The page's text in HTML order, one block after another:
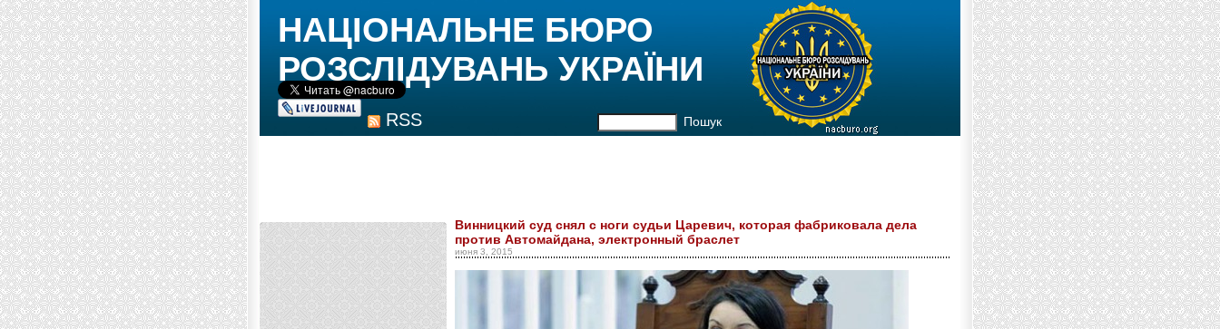
RSS Пошук
НАЦІОНАЛЬНЕ БЮРО
РОЗСЛІДУВАНЬ УКРАЇНИ
Винницкий суд снял с ноги судьи Царевич, которая фабриковала дела
против Автомайдана, электронный браслет
июня 3, 2015